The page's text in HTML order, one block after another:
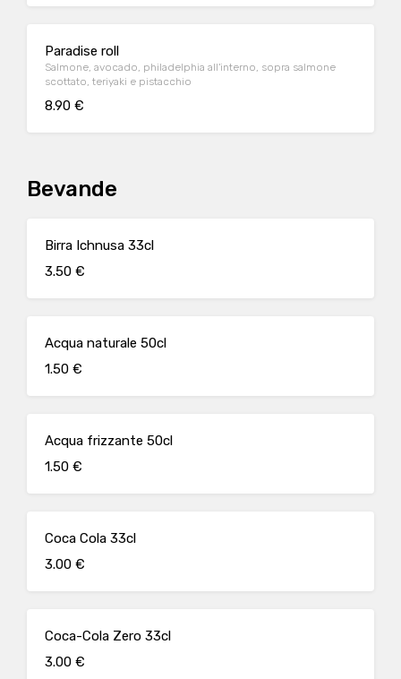
Paradise roll
Salmone, avocado, philadelphia all'interno, sopra salmone
scottato, teriyaki e pistacchio
8.90 €
Bevande
Birra Ichnusa 33cl
3.50 €
Acqua naturale 50cl
1.50 €
Acqua frizzante 50cl
1.50 €
Coca Cola 33cl
3.00 €
Coca-Cola Zero 33cl
3.00 €